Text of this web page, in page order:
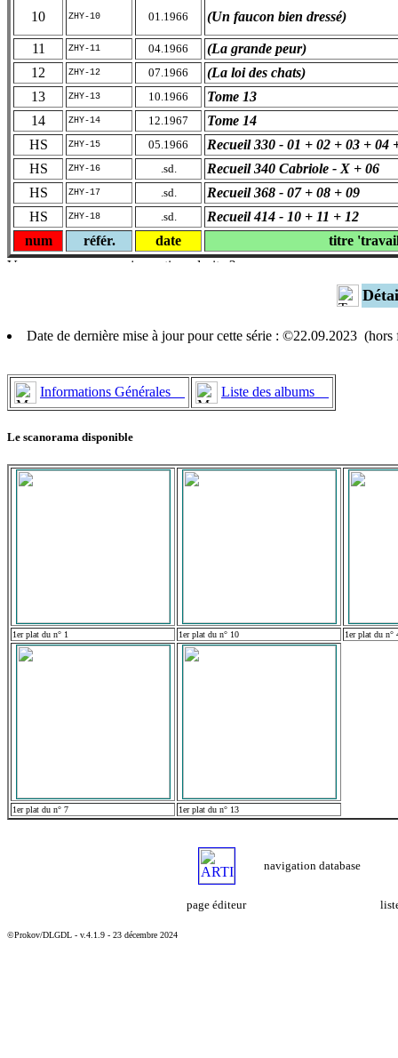
10 ZHY-10 01.1966 (Un faucon bien dressé)
11 ZHY-11 04.1966
(La grande peur)
12
ZHY-12 07.1966
(La loi des chats)
13
ZHY-13 10.1966
Tome 13
14
ZHY-14 12.1967
Tome 14
HS
ZHY-15 05.1966
Recueil 330 - 01 + 02 + 03 + 04
HS
ZHY-16 .sd.
Recueil 340 Cabriole - X + 06
HS
ZHY-17 .sd.
Recueil 368 - 07 + 08 + 09
HS
ZHY-18 .sd.
Recueil 414 - 10 + 11 + 12
num
référ. date titre
Date de dernière mise à jour pour cette série : ©22.09.2023 (hors
Informations Générales Liste des albums
Le scanorama disponible
1er plat du n° 1 1er plat du n° 10 1er plat du n°
1er plat du n° 7 1er plat du n° 13
navigation database
page éditeur
©Prokov/DLGDL - v.4.1.9 - 23 décembre 2024